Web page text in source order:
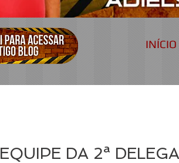
INÍCIO
EQUIPE DA 2ª